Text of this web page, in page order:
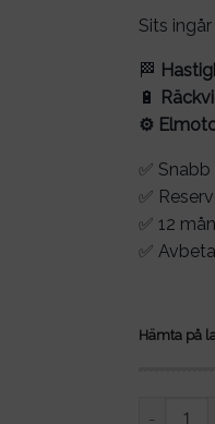
Sits
🏁
🔋
⚙️
✅
✅
✅ 12
✅
Hämta på